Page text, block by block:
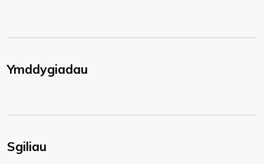
Ymddygiadau
Sgiliau